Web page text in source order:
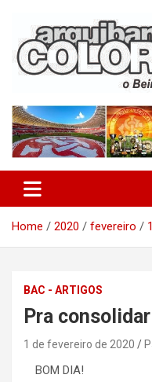
content
Home 2020 fevereiro 1
BAC - ARTIGOS
Pra
1 de fevereiro de 2020
BOM DIA!